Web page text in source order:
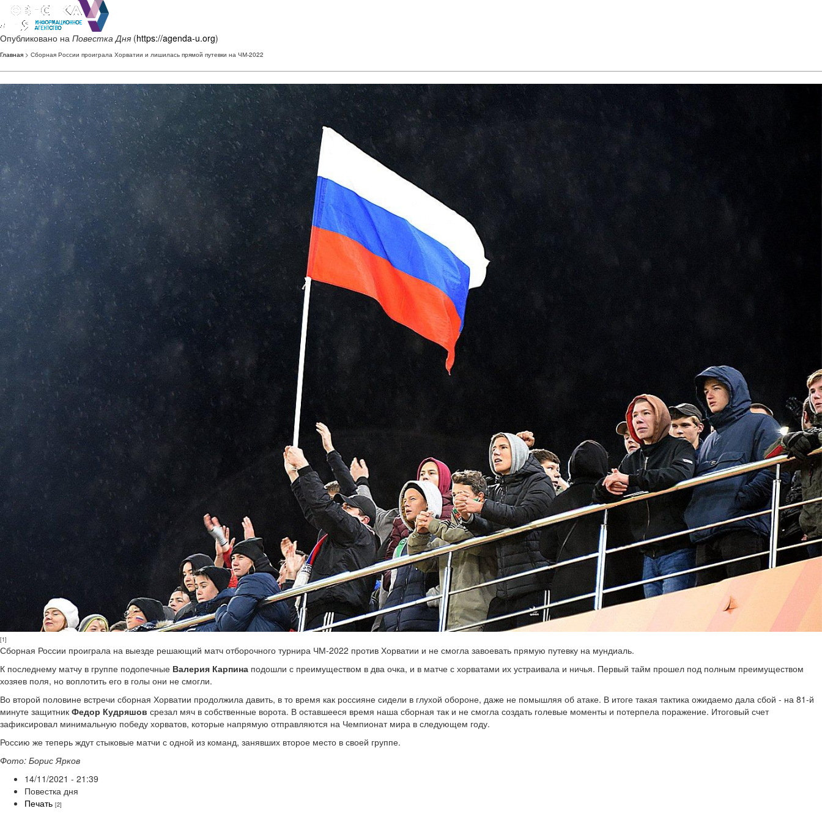
Опубликовано на Повестка Дня (https://agenda-u.org)
Главная > Сборная России проиграла Хорватии и лишилась прямой путевки на ЧМ-2022
[1]
Сборная России проиграла на выезде решающий матч отборочного турнира ЧМ-2022 против Хорватии и не смогла завоевать прямую путевку на мундиаль.
К последнему матчу в группе подопечные Валерия Карпина подошли с преимуществом в два очка, и в матче с хорватами их устраивала и ничья. Первый тайм прошел под полным преимуществом
хозяев поля, но воплотить его в голы они не смогли.
Во второй половине встречи сборная Хорватии продолжила давить, в то время как россияне сидели в глухой обороне, даже не помышляя об атаке. В итоге такая тактика ожидаемо дала сбой - на 81-й
минуте защитник Федор Кудряшов срезал мяч в собственные ворота. В оставшееся время наша сборная так и не смогла создать голевые моменты и потерпела поражение. Итоговый счет
зафиксировал минимальную победу хорватов, которые напрямую отправляются на Чемпионат мира в следующем году.
Россию же теперь ждут стыковые матчи с одной из команд, занявших второе место в своей группе.
Фото: Борис Ярков
14/11/2021 - 21:39
Повестка дня
Печать [2]